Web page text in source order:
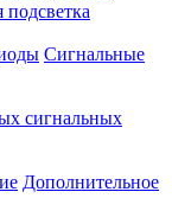
Cигнальные
сигнальных
Дополнительное